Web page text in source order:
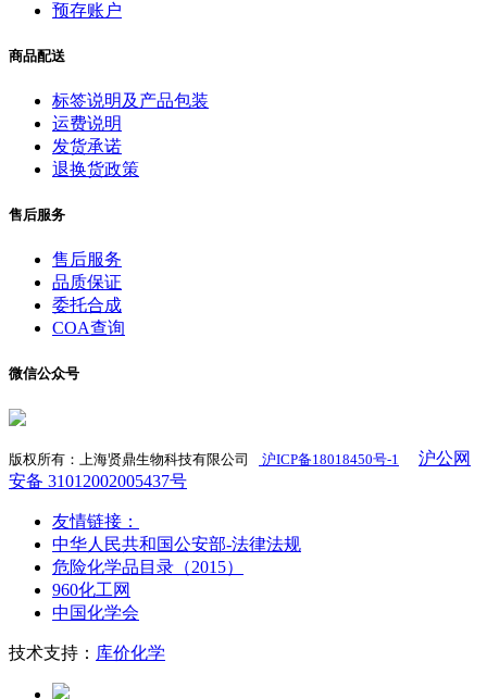
预存账户
商品配送
标签说明及产品包装
运费说明
发货承诺
退换货政策
售后服务
售后服务
品质保证
委托合成
COA查询
微信公众号
版权所有：上海贤鼎生物科技有限公司 沪ICP备18018450号-1
沪公网
安备 31012002005437号
友情链接：
中华人民共和国公安部-法律法规
危险化学品目录（2015）
960化工网
中国化学会
技术支持： 库价化学